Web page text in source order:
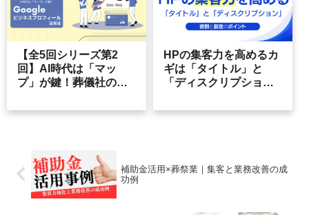
【全5回シリーズ第2
回】AI時代は「マッ
プ」が鍵！葬儀社の
ィール活用法
HPの集客力を高めるカ
ギは「タイトル」と
「ディスクリプショ
補助金活用×葬祭業｜集客と業務改善の成
功例